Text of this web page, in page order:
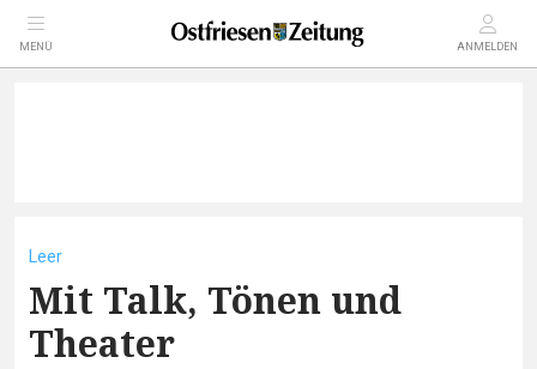
MENÜ ANMELDEN
Leer
Mit Talk, Tönen und
Theater